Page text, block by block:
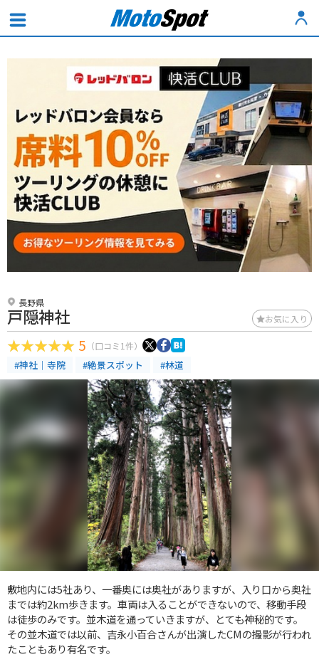
長野県
戸隠神社 お気に入り
5 （口コミ1件）
#神社｜寺院 #絶景スポット #林道
敷地内には5社あり、一番奥には奥社がありますが、入り口から奥社
までは約2km歩きます。車両は入ることができないので、移動手段
は徒歩のみです。並木道を通っていきますが、とても神秘的です。
その並木道では以前、吉永小百合さんが出演したCMの撮影が行われ
たこともあり有名です。